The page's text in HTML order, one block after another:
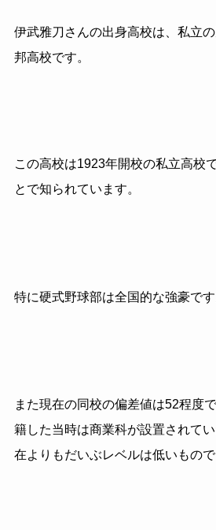
伊武雅刀さんの出身高校は、私立
邦高校です。
この高校は1923年開校の私立高校
とで知られています。
特に硬式野球部は全国的な強豪です
また現在の同校の偏差値は52程度
籍した当時は商業科が設置されて
在よりもだいぶレベルは低いもので